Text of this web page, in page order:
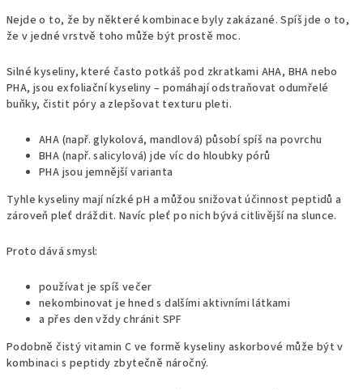
Nejde o to, že by některé kombinace byly zakázané. Spíš jde o to,
že v jedné vrstvě toho může být prostě moc.
Silné kyseliny, které často potkáš pod zkratkami AHA, BHA nebo
PHA, jsou exfoliační kyseliny – pomáhají odstraňovat odumřelé
buňky, čistit póry a zlepšovat texturu pleti.
AHA (např. glykolová, mandlová) působí spíš na povrchu
BHA (např. salicylová) jde víc do hloubky pórů
PHA jsou jemnější varianta
Tyhle kyseliny mají nízké pH a můžou snižovat účinnost peptidů a
zároveň pleť dráždit. Navíc pleť po nich bývá citlivější na slunce.
Proto dává smysl:
používat je spíš večer
nekombinovat je hned s dalšími aktivními látkami
a přes den vždy chránit SPF
Podobně čistý vitamin C ve formě kyseliny askorbové může být v
kombinaci s peptidy zbytečně náročný.